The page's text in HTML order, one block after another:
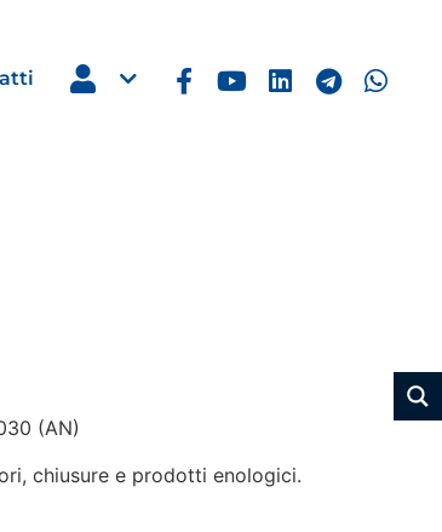
(AN)
chiusure e prodotti enologici.